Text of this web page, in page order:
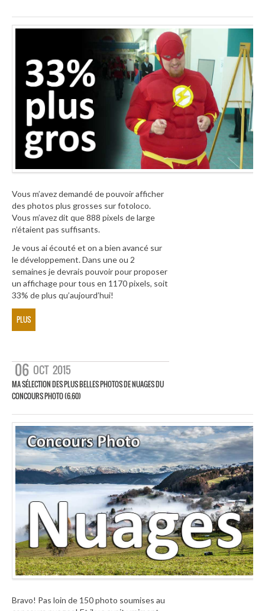
Vous m’avez demandé de pouvoir afficher
des photos plus grosses sur fotoloco.
Vous m’avez dit que 888 pixels de large
n’étaient pas suffisants.
Je vous ai écouté et on a bien avancé sur
le développement. Dans une ou 2
semaines je devrais pouvoir pour proposer
un affichage pour tous en 1170 pixels, soit
33% de plus qu’aujourd’hui!
PLUS
06 OCT 2015
MA SÉLECTION DES PLUS BELLES PHOTOS DE NUAGES DU
CONCOURS PHOTO (6.60)
Bravo! Pas loin de 150 photo soumises au